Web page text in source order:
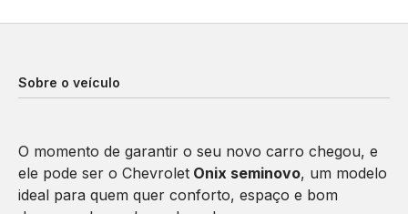
Sobre o veículo
O momento de garantir o seu novo carro chegou, e
ele pode ser o Chevrolet Onix seminovo, um modelo
ideal para quem quer conforto, espaço e bom